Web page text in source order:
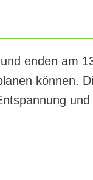
enden am
können.
und